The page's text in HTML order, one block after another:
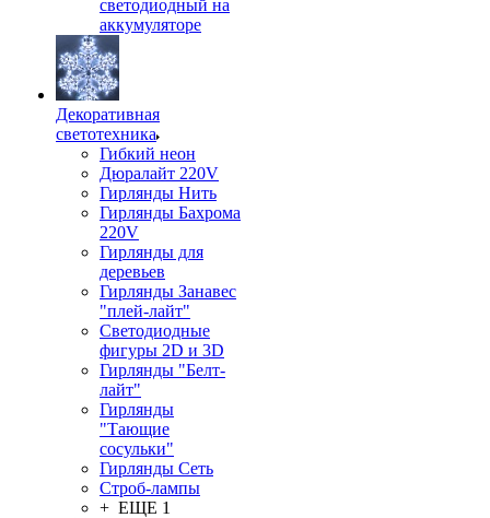
светодиодный на
аккумуляторе
Декоративная
светотехника
Гибкий неон
Дюралайт 220V
Гирлянды Нить
Гирлянды Бахрома
220V
Гирлянды для
деревьев
Гирлянды Занавес
"плей-лайт"
Светодиодные
фигуры 2D и 3D
Гирлянды "Белт-
лайт"
Гирлянды
"Тающие
сосульки"
Гирлянды Сеть
Строб-лампы
+ ЕЩЕ 1